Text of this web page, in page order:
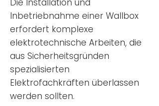
Die Installation und
Inbetriebnahme einer Wallbox
erfordert komplexe
elektrotechnische Arbeiten, die
aus Sicherheitsgründen
spezialisierten
Elektrofachkräften überlassen
werden sollten.